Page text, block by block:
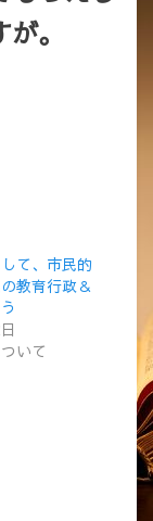
。
て、市民的
教育行政＆
いて